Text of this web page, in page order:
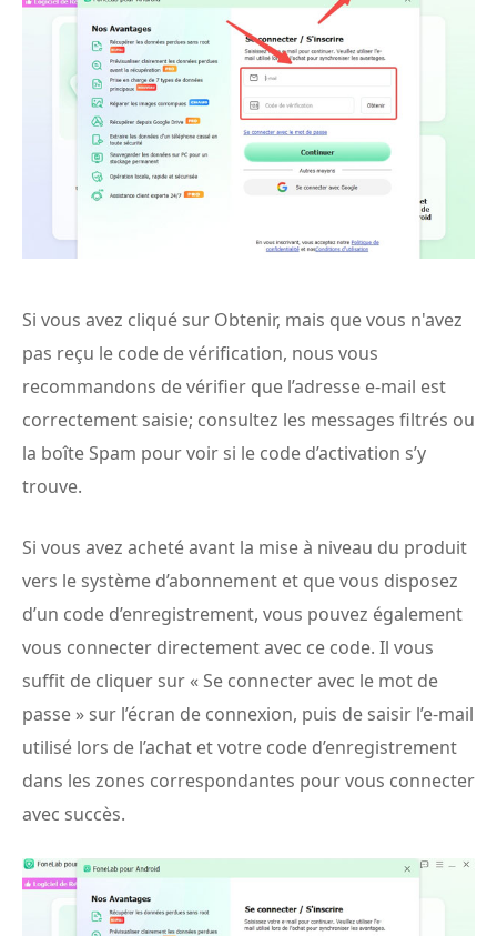
Si vous avez cliqué sur Obtenir, mais que vous n'avez
pas reçu le code de vérification, nous vous
recommandons de vérifier que l’adresse e-mail est
correctement saisie; consultez les messages filtrés ou
la boîte Spam pour voir si le code d’activation s’y
trouve.
Si vous avez acheté avant la mise à niveau du produit
vers le système d’abonnement et que vous disposez
d’un code d’enregistrement, vous pouvez également
vous connecter directement avec ce code. Il vous
suffit de cliquer sur « Se connecter avec le mot de
passe » sur l’écran de connexion, puis de saisir l’e-mail
utilisé lors de l’achat et votre code d’enregistrement
dans les zones correspondantes pour vous connecter
avec succès.